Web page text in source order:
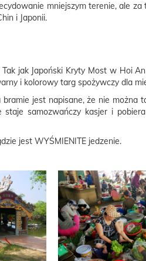
mniejszym terenie, ale
i Japonii.
jak Japoński Kryty Most w Hoi
i kolorowy targ spożywczy dla
jest napisane, że nie można
samozwańczy kasjer i
jest WYŚMIENITE jedzenie.